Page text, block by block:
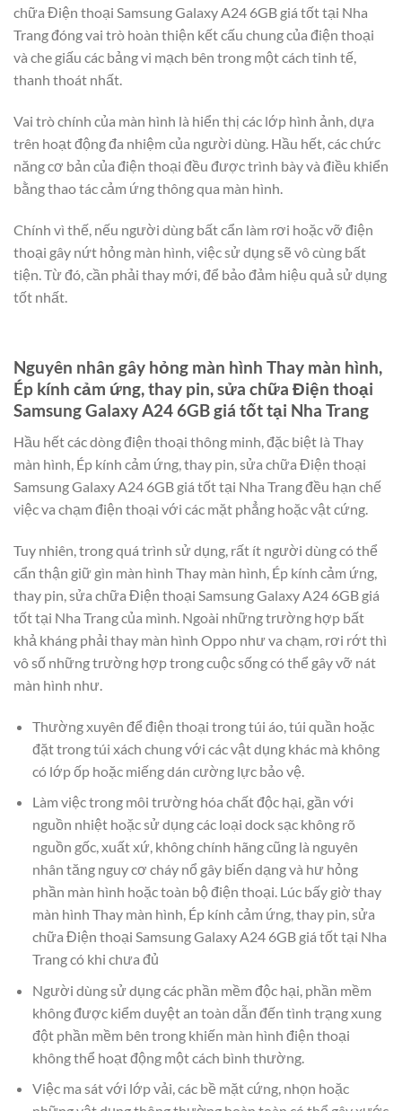
chữa Điện thoại Samsung Galaxy A24 6GB giá tốt tại Nha
Trang đóng vai trò hoàn thiện kết cấu chung của điện thoại
và che giấu các bảng vi mạch bên trong một cách tinh tế,
thanh thoát nhất.
Vai trò chính của màn hình là hiển thị các lớp hình ảnh, dựa
trên hoạt động đa nhiệm của người dùng. Hầu hết, các chức
năng cơ bản của điện thoại đều được trình bày và điều khiển
bằng thao tác cảm ứng thông qua màn hình.
Chính vì thế, nếu người dùng bất cẩn làm rơi hoặc vỡ điện
thoại gây nứt hỏng màn hình, việc sử dụng sẽ vô cùng bất
tiện. Từ đó, cần phải thay mới, để bảo đảm hiệu quả sử dụng
tốt nhất.
Nguyên nhân gây hỏng màn hình Thay màn hình,
Ép kính cảm ứng, thay pin, sửa chữa Điện thoại
Samsung Galaxy A24 6GB giá tốt tại Nha Trang
Hầu hết các dòng điện thoại thông minh, đặc biệt là Thay
màn hình, Ép kính cảm ứng, thay pin, sửa chữa Điện thoại
Samsung Galaxy A24 6GB giá tốt tại Nha Trang đều hạn chế
việc va chạm điện thoại với các mặt phẳng hoặc vật cứng.
Tuy nhiên, trong quá trình sử dụng, rất ít người dùng có thể
cẩn thận giữ gìn màn hình Thay màn hình, Ép kính cảm ứng,
thay pin, sửa chữa Điện thoại Samsung Galaxy A24 6GB giá
tốt tại Nha Trang của mình. Ngoài những trường hợp bất
khả kháng phải thay màn hình Oppo như va chạm, rơi rớt thì
vô số những trường hợp trong cuộc sống có thể gây vỡ nát
màn hình như.
Thường xuyên để điện thoại trong túi áo, túi quần hoặc
đặt trong túi xách chung với các vật dụng khác mà không
có lớp ốp hoặc miếng dán cường lực bảo vệ.
Làm việc trong môi trường hóa chất độc hại, gần với
nguồn nhiệt hoặc sử dụng các loại dock sạc không rõ
nguồn gốc, xuất xứ, không chính hãng cũng là nguyên
nhân tăng nguy cơ cháy nổ gây biến dạng và hư hỏng
phần màn hình hoặc toàn bộ điện thoại. Lúc bấy giờ thay
màn hình Thay màn hình, Ép kính cảm ứng, thay pin, sửa
chữa Điện thoại Samsung Galaxy A24 6GB giá tốt tại Nha
Trang có khi chưa đủ
Người dùng sử dụng các phần mềm độc hại, phần mềm
không được kiểm duyệt an toàn dẫn đến tình trạng xung
đột phần mềm bên trong khiến màn hình điện thoại
không thể hoạt động một cách bình thường.
Việc ma sát với lớp vải, các bề mặt cứng, nhọn hoặc